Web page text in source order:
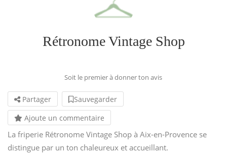
Rétronome Vintage Shop
Soit le premier à donner ton avis
Partager
Sauvegarder
Ajoute un commentaire
La friperie Rétronome Vintage Shop à Aix-en-Provence se
distingue par un ton chaleureux et accueillant.